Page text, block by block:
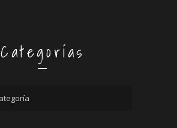
Categorías